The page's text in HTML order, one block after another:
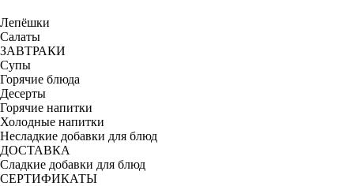
Лепёшки
Салаты
ЗАВТРАКИ
Супы
Горячие блюда
Десерты
Горячие напитки
Холодные напитки
Несладкие добавки для блюд
ДОСТАВКА
Сладкие добавки для блюд
СЕРТИФИКАТЫ